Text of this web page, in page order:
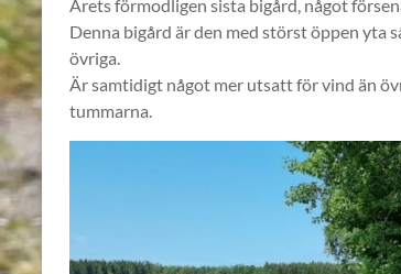
Årets förmodligen sista bigård, något
Denna bigård är den med störst öppen yta
övriga.
Är samtidigt något mer utsatt för vind än
tummarna.